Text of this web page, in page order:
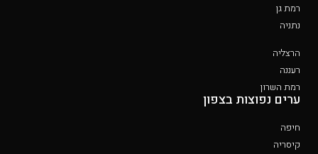
רמת גן
נתניה
הרצליה
רעננה
רמת השרון
ערים נפוצות בצפון
חיפה
קיסריה